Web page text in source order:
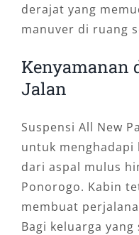
derajat yang
manuver di ruang
Kenyamanan
Jalan
Suspensi All New
untuk menghadapi
dari aspal mulus
Ponorogo. Kabin
membuat
Bagi keluarga